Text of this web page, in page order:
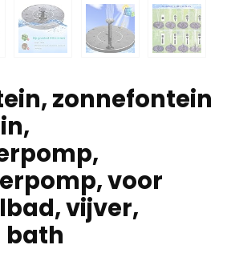
zonnefontein
voor
vijver,
bath